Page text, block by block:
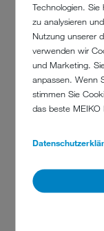
Technologien.
zu analysieren
Nutzung unserer
verwenden wir
und Marketing.
anpassen. Wenn
stimmen Sie
das beste MEIKO
Jetzt anmelden
MEIKO-KONTO
Neu registrieren
Sie können uns
kontaktieren oder